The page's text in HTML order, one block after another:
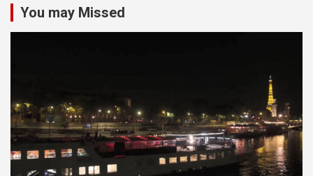
You may Missed